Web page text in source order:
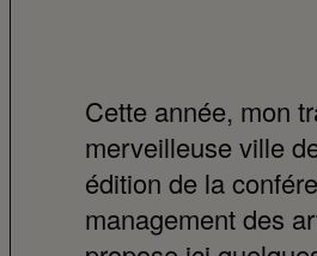
Cette année, mon
merveilleuse ville
édition de la
management des